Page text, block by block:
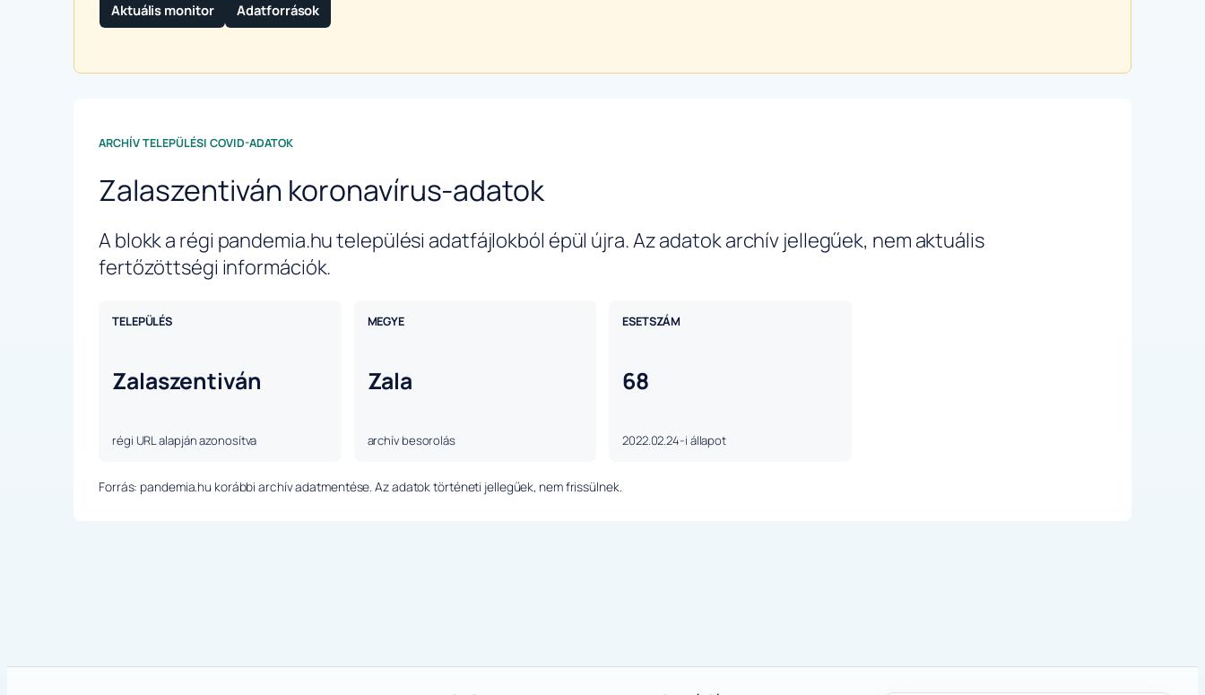
Aktuális monitor Adatforrások
ARCHÍV TELEPÜLÉSI COVID-ADATOK
Zalaszentiván koronavírus-adatok
A blokk a régi pandemia.hu települési adatfájlokból épül újra. Az adatok archív jellegűek, nem aktuális
fertőzöttségi információk.
TELEPÜLÉS
Zalaszentiván
régi URL alapján azonosítva
MEGYE
Zala
archív besorolás
ESETSZÁM
68
2022.02.24-i állapot
Forrás: pandemia.hu korábbi archív adatmentése. Az adatok történeti jellegűek, nem frissülnek.